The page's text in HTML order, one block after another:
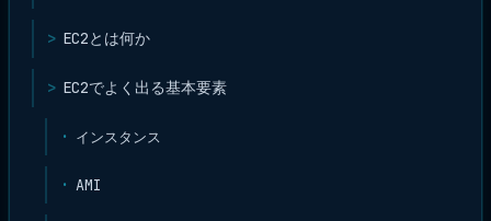
EC2とは何か
EC2でよく出る基本要素
インスタンス
AMI